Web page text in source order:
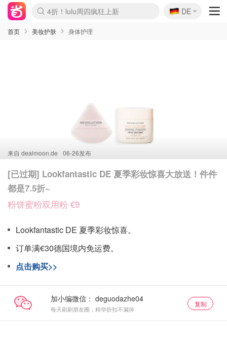
Boticinal 夏促开抢！
4折！lulu周四疯狂上新
还没结束！&OtherStories大促
Joybuy变相75折 随时失效
速领！Stanley独家85折
疑似霸哥！Camper额外叠85折
Zalando 奥莱闪促！每日更新
Moncler反季囤！5折起+叠9折
Coach Brooklyn仅€192
🇩🇪
DE
首页 美妆护肤 身体护理
来自 dealmoon.de 06-26发布
[已过期] Lookfantastic DE 夏季彩妆惊喜大放送！件件
都是7.5折~
粉饼蜜粉双用粉 €9
Lookfantastic DE 夏季彩妆惊喜。
订单满€30德国境内免运费。
点击购买>>
加小编微信：
每天刷刷朋友圈，精华折扣不漏掉
复制